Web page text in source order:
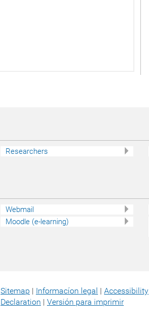
Researchers
Webmail
Moodle (e-learning)
Sitemap | Informacíon legal | Accessibility
Declaration | Versión para imprimir